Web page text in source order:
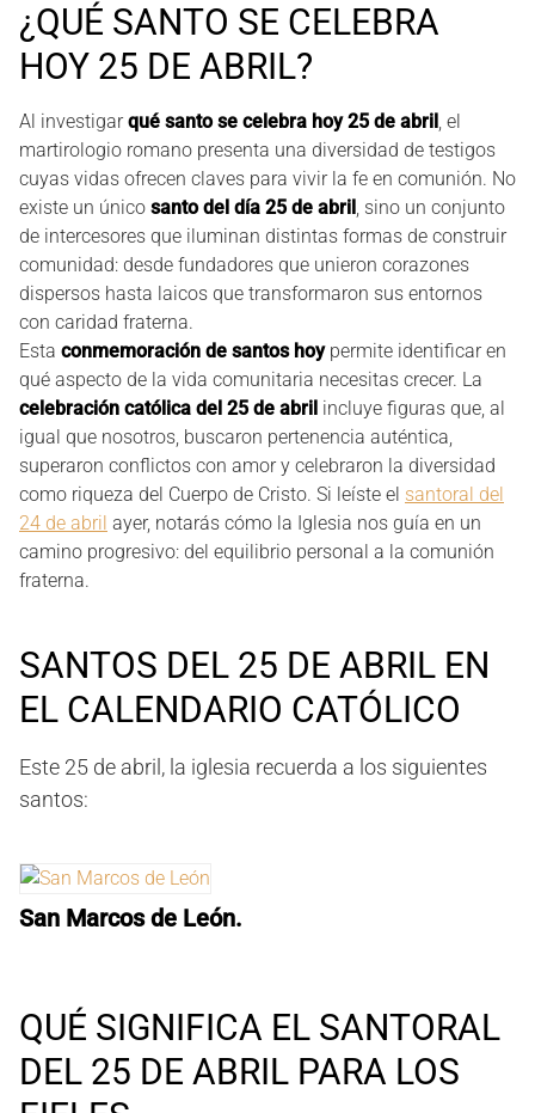
¿QUÉ SANTO SE CELEBRA
HOY 25 DE ABRIL?
Al investigarqué santo se celebra hoy 25 de abril , el
martirologio romano presenta una diversidad de testigos
cuyas vidas ofrecen claves para vivir la fe en comunión. No
existe un único santo del día 25 de abril , sino un conjunto
de intercesores que iluminan distintas formas de construir
comunidad: desde fundadores que unieron corazones
dispersos hasta laicos que transformaron sus entornos
con caridad fraterna.
Esta conmemoración de santos hoypermite identificar en
qué aspecto de la vida comunitaria necesitas crecer. La
celebración católica del 25 de abril incluye figuras que, al
igual que nosotros, buscaron pertenencia auténtica,
superaron conflictos con amor y celebraron la diversidad
como riqueza del Cuerpo de Cristo. Si leíste el santoral del
24 de abril ayer, notarás cómo la Iglesia nos guía en un
camino progresivo: del equilibrio personal a la comunión
fraterna.
SANTOS DEL 25 DE ABRIL EN
EL CALENDARIO CATÓLICO
Este 25 de abril, la iglesia recuerda a los siguientes
santos:
San Marcos de León.
QUÉ SIGNIFICA EL SANTORAL
DEL 25 DE ABRIL PARA LOS